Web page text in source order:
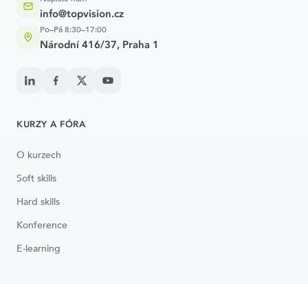
info@topvision.cz
Po–Pá 8:30–17:00
Národní 416/37, Praha 1
KURZY A FÓRA
O kurzech
Soft skills
Hard skills
Konference
E-learning